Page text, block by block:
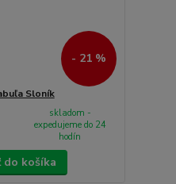
- 21 %
Sloník
skladom -
expedujeme do 24
hodín
do košíka